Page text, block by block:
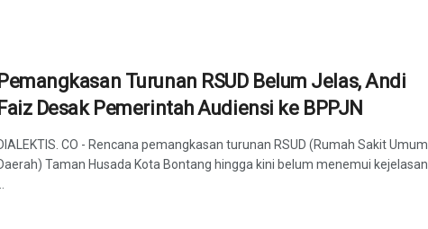
Pemangkasan Turunan RSUD Belum Jelas, Andi
Faiz Desak Pemerintah Audiensi ke BPPJN
CO - Rencana pemangkasan turunan RSUD (Rumah Sakit Umum
Taman Husada Kota Bontang hingga kini belum menemui kejelasan.